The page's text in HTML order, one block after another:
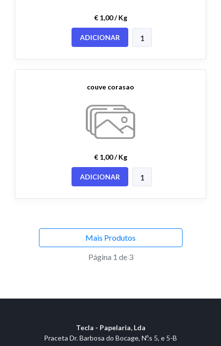
€ 1,00 / Kg
ADICIONAR
couve corasao
€ 1,00 / Kg
ADICIONAR
Mais Produtos
Página 1 de 3
Tecla - Papelaria, Lda
Praceta Dr. Barbosa do Bocage, Nº.s 5, e 5-B